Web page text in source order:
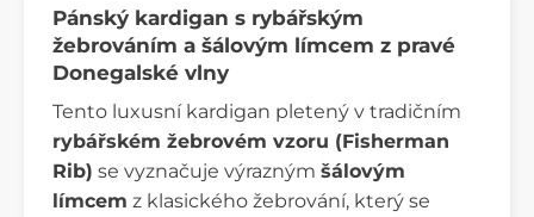
Pánský kardigan s rybářským
žebrováním a šálovým límcem z pravé
Donegalské vlny
Tento luxusní kardigan pletený v tradičním
rybářském žebrovém vzoru (Fisherman
Rib) se vyznačuje výrazným šálovým
límcem z klasického žebrování, který se